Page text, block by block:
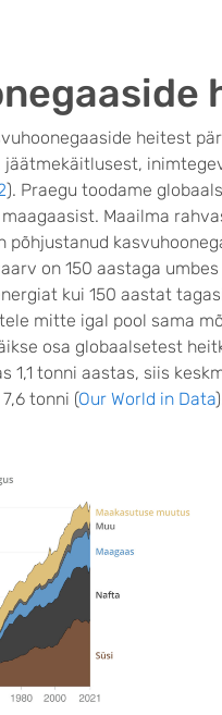
heitest
). Praegu toodame
Maailma
põhjustanud
on 150 aastaga
kui 150 aastat
mitte igal pool sama
osa globaalsetest
1,1 tonni aastas, siis
tonni (Our World in Data